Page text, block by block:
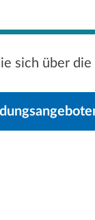
sich über